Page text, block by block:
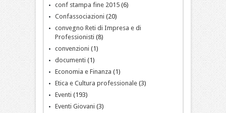
conf stampa fine 2015(6)
Confassociazioni (20)
convegno Reti di Impresa e di
Professionisti (8)
convenzioni (1)
documenti (1)
Economia e Finanza (1)
Etica e Cultura professionale(3)
Eventi (193)
Eventi Giovani (3)